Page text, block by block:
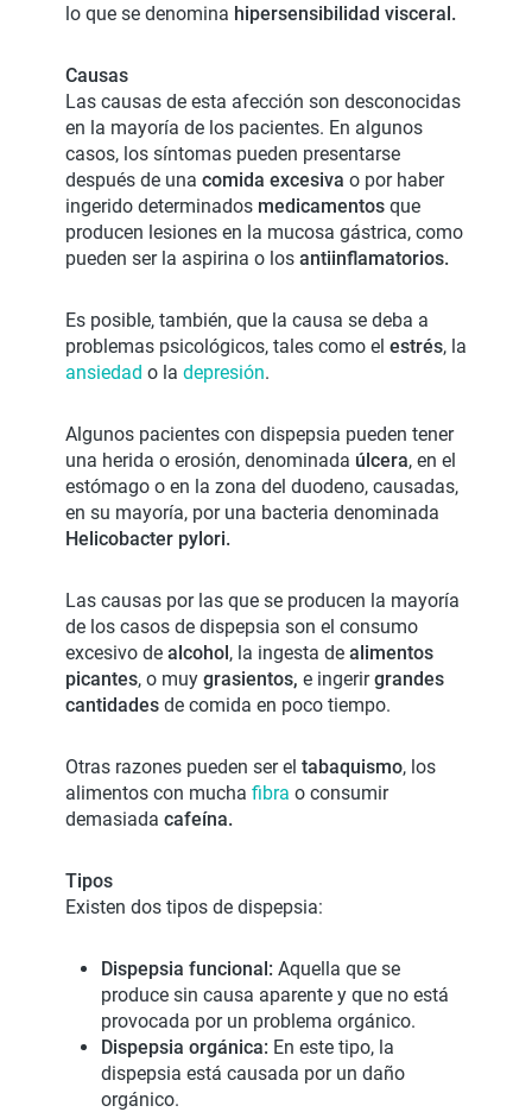
lo que se denomina hipersensibilidad visceral.
Causas
Las causas de esta afección son desconocidas
en la mayoría de los pacientes. En algunos
casos, los síntomas pueden presentarse
después de una comida excesiva o por haber
ingerido determinados medicamentos que
producen lesiones en la mucosa gástrica, como
pueden ser la aspirina o los antiinflamatorios.
Es posible, también, que la causa se deba a
problemas psicológicos, tales como el estrés, la
ansiedad o la depresión.
Algunos pacientes con dispepsia pueden tener
una herida o erosión, denominada úlcera, en el
estómago o en la zona del duodeno, causadas,
en su mayoría, por una bacteria denominada
Helicobacter pylori.
Las causas por las que se producen la mayoría
de los casos de dispepsia son el consumo
excesivo de alcohol, la ingesta de alimentos
picantes, o muy grasientos, e ingerirgrandes
cantidades de comida en poco tiempo.
Otras razones pueden ser el tabaquismo, los
alimentos con mucha fibra o consumir
demasiada cafeína.
Tipos
Existen dos tipos de dispepsia:
Dispepsia funcional: Aquella que se
produce sin causa aparente y que no está
provocada por un problema orgánico.
Dispepsia orgánica: En este tipo, la
dispepsia está causada por un daño
orgánico.